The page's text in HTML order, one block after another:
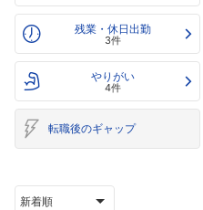
残業・休日出勤
3件
やりがい
4件
転職後のギャップ
新着順